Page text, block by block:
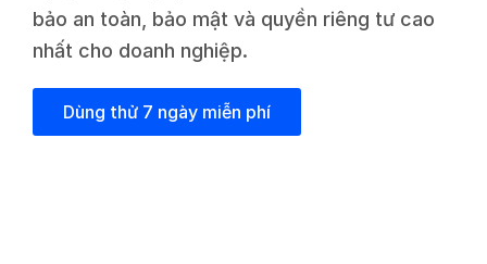
bảo an toàn, bảo mật và quyền riêng tư cao
nhất cho doanh nghiệp.
Dùng thử 7 ngày miễn phí